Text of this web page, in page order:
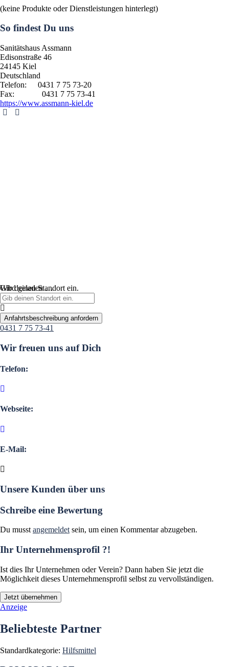
(keine Produkte oder Dienstleistungen hinterlegt)
So findest Du uns
Sanitätshaus Assmann
Edisonstraße 46
24145 Kiel
Deutschland
Telefon:
0431 7 75 73-20
Fax:
0431 7 75 73-41
https://www.assmann-kiel.de
Wird geladen …
Gib deinen Standort ein.
Anfahrtsbeschreibung anfordern
0431 7 75 73-41
Wir freuen uns auf Dich
Telefon:
Webseite:
E-Mail:
Unsere Kunden über uns
Schreibe eine Bewertung
Du musstangemeldetsein, um einen Kommentar abzugeben.
Ihr Unternehmensprofil ?!
Ist dies Ihr Unternehmen oder Verein? Dann haben Sie jetzt die
Möglichkeit dieses Unternehmensprofil selbst zu vervollständigen.
Jetzt übernehmen
Anzeige
Beliebteste Partner
Standardkategorie: Hilfsmittel